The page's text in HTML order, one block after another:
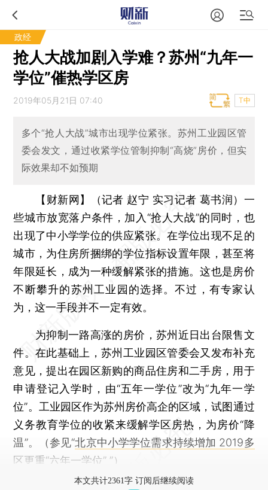
政经
抢人大战加剧入学难？苏州“九年一
学位”催热学区房
2019年05月21日 07:40 T中
多个“抢人大战”城市出现学位紧张。苏州工业园区管
委会发文，通过收紧学位管制抑制“高烧”房价，但实
际效果却不如预期
【财新网】（记者 赵宁 实习记者 葛书润） 一
些城市放宽落户条件，加入“抢人大战”的同时，也
出现了中小学学位的供应紧张。在学位出现不足的
城市，为住房所捆绑的学位指标设置年限，甚至将
年限延长，成为一种缓解紧张的措施。这也是房价
不断攀升的苏州工业园的选择。不过，有专家认
为，这一手段并不一定有效。
为抑制一路高涨的房价，苏州近日出台限售文
件。在此基础上，苏州工业园区管委会又发布补充
意见，提出在园区新购的商品住房和二手房，用于
申请登记入学时，由“五年一学位”改为“九年一学
位”。工业园区作为苏州房价高企的区域，试图通过
义务教育学位的收紧来缓解学区房热，为房价“降
温”。（参见“北京中小学学位需求持续增加 2019多
区更重“六年一学位””）
本文共计2361字 订阅后继续阅读